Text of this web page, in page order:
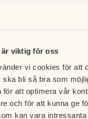
viktig för oss
vi cookies för att
ska bli så bra som
för att optimera vår
och för att kunna ge
kan vara
deltar VNB
och